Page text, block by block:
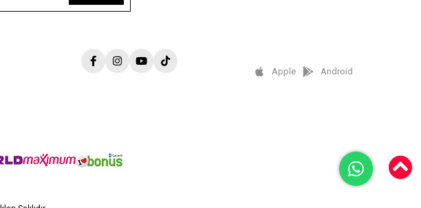
Apple Android